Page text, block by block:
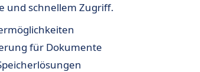
und schnellem Zugriff.
für Dokumente